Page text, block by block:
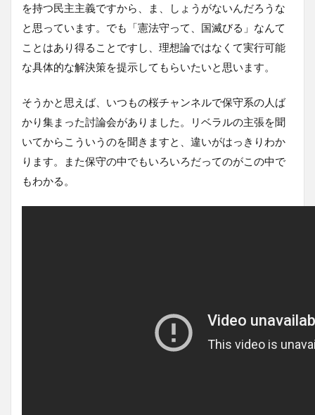
を持つ民主主義ですから、ま、しょうがないんだろうな
と思っています。でも「憲法守って、国滅びる」なんて
ことはあり得ることですし、理想論ではなくて実行可能
な具体的な解決策を提示してもらいたいと思います。
そうかと思えば、いつもの桜チャンネルで保守系の人ば
かり集まった討論会がありました。リベラルの主張を聞
いてからこういうのを聞きますと、違いがはっきりわか
ります。また保守の中でもいろいろだってのがこの中で
もわかる。